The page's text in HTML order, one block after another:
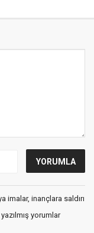
imalar, inançlara saldırı
yorumlar